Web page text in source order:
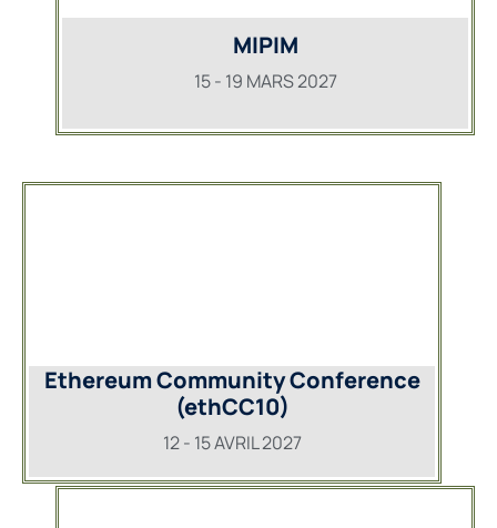
MIPIM
15 - 19 MARS 2027
Ethereum Community Conference
(ethCC10)
12 - 15 AVRIL 2027